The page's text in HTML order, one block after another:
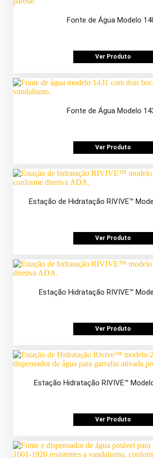
Fonte de Água Modelo
Ver Produto
Fonte de Água Modelo
Ver Produto
Estação de Hidratação RIVIVE™
Ver Produto
Estação Hidratação RIVIVE™
Ver Produto
Estação Hidratação RIVIVE™
Ver Produto